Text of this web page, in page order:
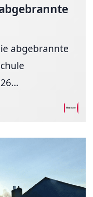
abgebrannte